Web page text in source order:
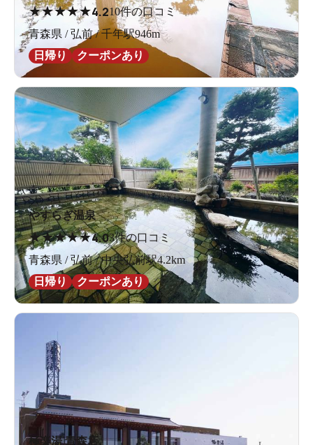
★★★★★4.210件の口コミ
青森県 / 弘前 / 千年駅946m
日帰り
クーポンあり
やすらぎ温泉
★★★★★4.03件の口コミ
青森県 / 弘前 / 中央弘前駅4.2km
日帰り
クーポンあり
極楽湯 青森店